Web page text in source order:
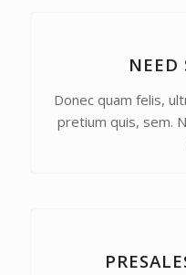
NEED
Donec quam felis,
pretium quis, sem.